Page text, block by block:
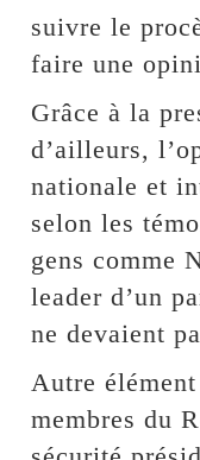
suivre le
faire une
Grâce à la
d’ailleurs,
nationale et
selon les
gens comme
leader d’un
ne devaient
Autre élément
membres du